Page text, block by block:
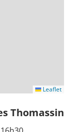
Leaflet
Thomassin